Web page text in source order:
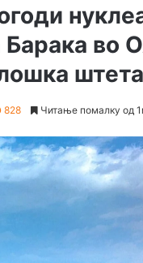
Барака во
штета
828 Читање помалку од